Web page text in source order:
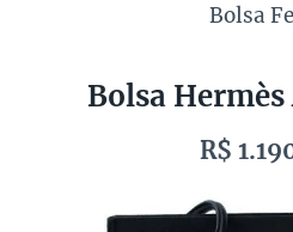
Bolsa
Bolsa
R$